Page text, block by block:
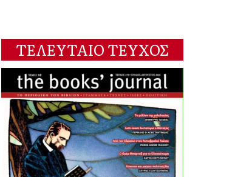
ΤΕΛΕΥΤΑΙΟ ΤΕΥΧΟΣ